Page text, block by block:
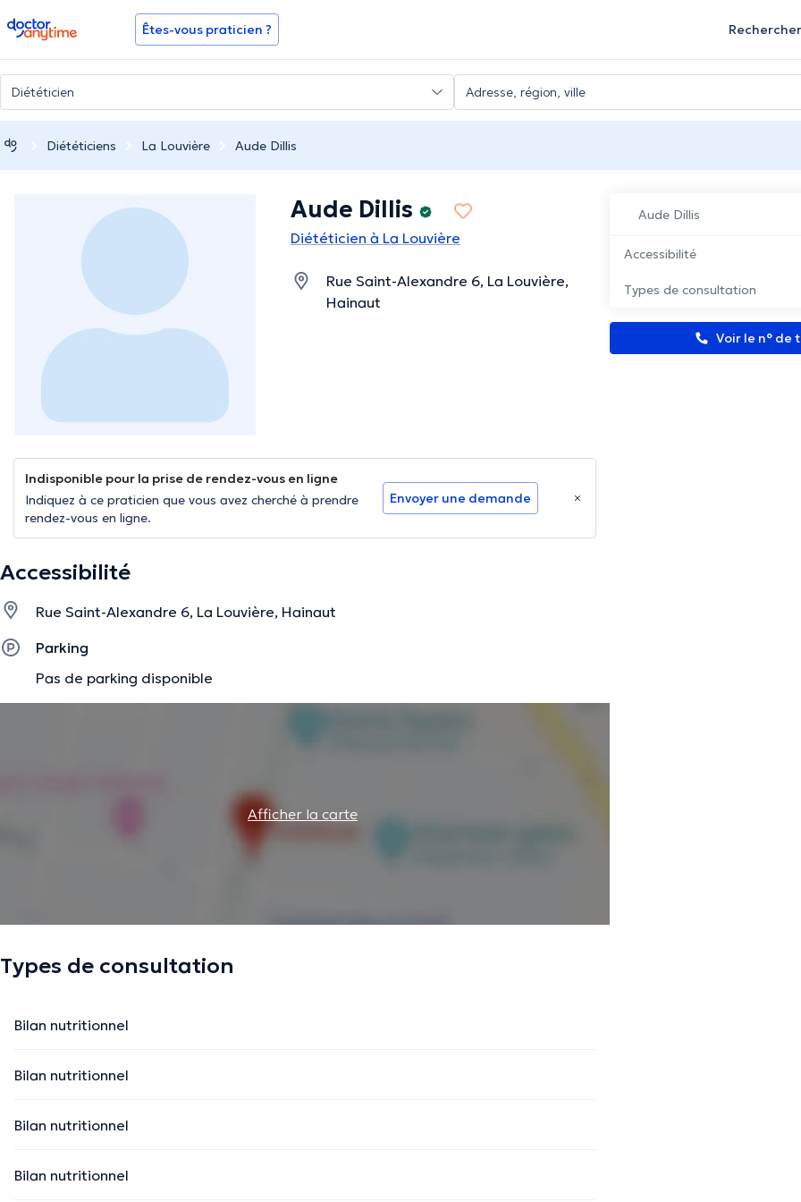
doctoranytime Êtes-vous praticien ? Rechercher
Diététiciens La Louvière Aude Dillis
Aude Dillis
Accessibilité
Types de consultation
Voir le n° de
Aude Dillis
Diététicien à La Louvière
Rue Saint-Alexandre 6, La Louvière,
Hainaut
Indisponible pour la prise de rendez-vous en ligne
Indiquez à ce praticien que vous avez cherché à prendre
rendez-vous en ligne.
Envoyer une demande
Accessibilité
Rue Saint-Alexandre 6, La Louvière, Hainaut
Parking
Pas de parking disponible
Afficher la carte
Types de consultation
Bilan nutritionnel
Bilan nutritionnel
Bilan nutritionnel
Bilan nutritionnel